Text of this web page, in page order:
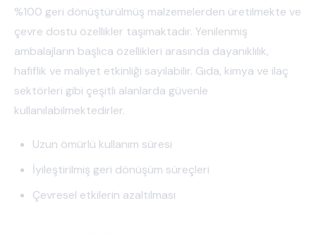
%100 geri dönüştürülmüş malzemelerden üretilmekte ve
çevre dostu özellikler taşımaktadır. Yenilenmiş
ambalajların başlıca özellikleri arasında dayanıklılık,
hafiflik ve maliyet etkinliği sayılabilir. Gıda, kimya ve ilaç
sektörleri gibi çeşitli alanlarda güvenle
kullanılabilmektedirler.
Uzun ömürlü kullanım süresi
İyileştirilmiş geri dönüşüm süreçleri
Çevresel etkilerin azaltılması